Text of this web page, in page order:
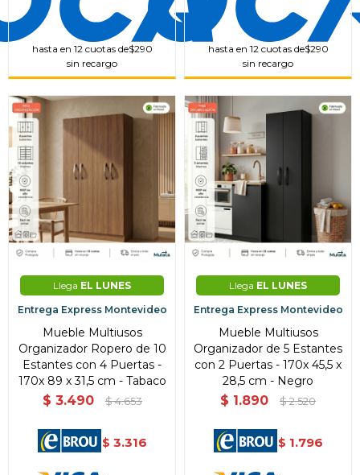
hasta en 12 cuotas de$290
sin recargo
hasta en 12 cuotas de$290
sin recargo
Llega EL LUNES
Entrega Express Montevideo
Mueble Multiusos
Organizador Ropero de 10
Estantes con 4 Puertas -
170x 89 x 31,5 cm - Tabaco
$ 3.490 $ 4.653
$ 3.316
Llega EL LUNES
Entrega Express Montevideo
Mueble Multiusos
Organizador de 5 Estantes
con 2 Puertas - 170x 45,5 x
28,5 cm - Negro
$ 1.890 $ 2.520
$ 1.796